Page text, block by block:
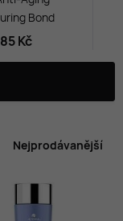
Bond
250
Kč
Nejprodávanější